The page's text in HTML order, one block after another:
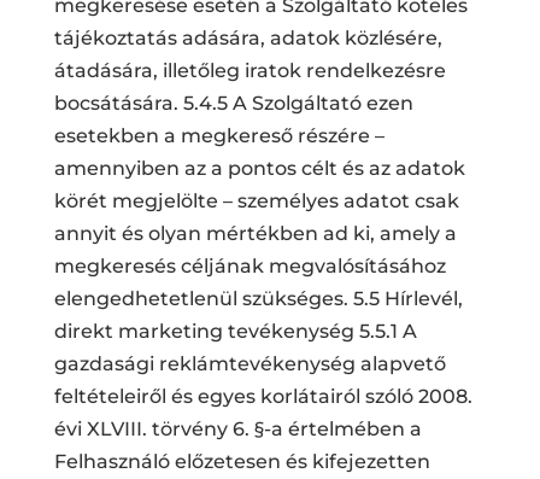
megkeresése esetén a Szolgáltató köteles
tájékoztatás adására, adatok közlésére,
átadására, illetőleg iratok rendelkezésre
bocsátására. 5.4.5 A Szolgáltató ezen
esetekben a megkereső részére –
amennyiben az a pontos célt és az adatok
körét megjelölte – személyes adatot csak
annyit és olyan mértékben ad ki, amely a
megkeresés céljának megvalósításához
elengedhetetlenül szükséges. 5.5 Hírlevél,
direkt marketing tevékenység 5.5.1 A
gazdasági reklámtevékenység alapvető
feltételeiről és egyes korlátairól szóló 2008.
évi XLVIII. törvény 6. §-a értelmében a
Felhasználó előzetesen és kifejezetten